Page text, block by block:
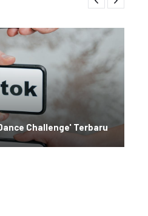
Challenge' Terbaru